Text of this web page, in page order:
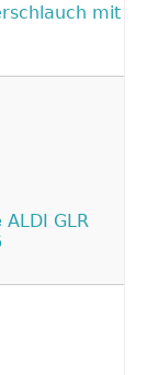
mit
ALDI GLR